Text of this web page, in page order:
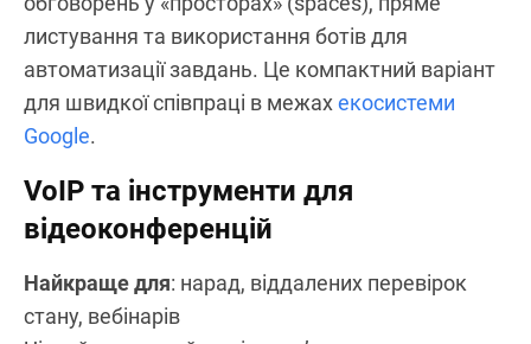
Google Chat
Google Chat — це легке рішення для обміну
повідомленнями, вбудоване в Gmail і Google
активно працюють із Google Docs, Sheets і
Calendar. Google Chat підтримує гілки
листування та використання ботів для
автоматизації завдань. Це компактний варіант